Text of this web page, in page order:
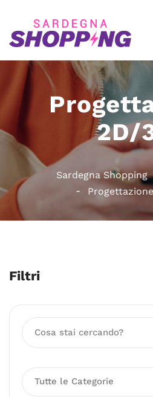
2D/
Sardegna Shopping
Filtri
Tutte le Categorie